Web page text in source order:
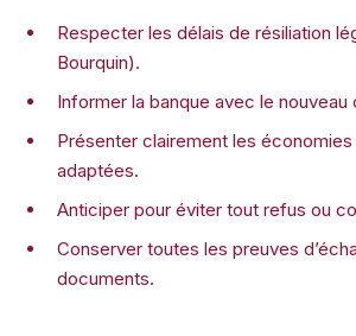
Respecter les délais de résiliation
Bourquin).
Informer la banque avec le
Présenter clairement les
adaptées.
Anticiper pour éviter tout refus ou
Conserver toutes les preuves
documents.